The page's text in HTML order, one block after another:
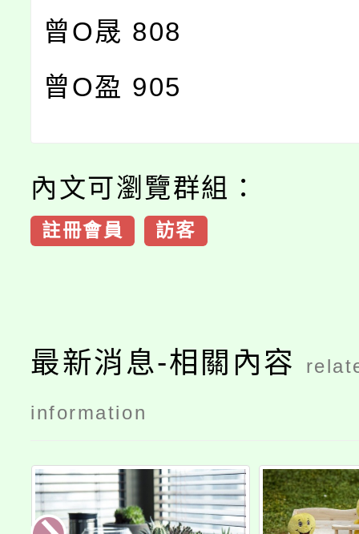
曾O晟 808
曾O盈 905
內文可瀏覽群組：
註冊會員 訪客
最新消息-相關內容
information